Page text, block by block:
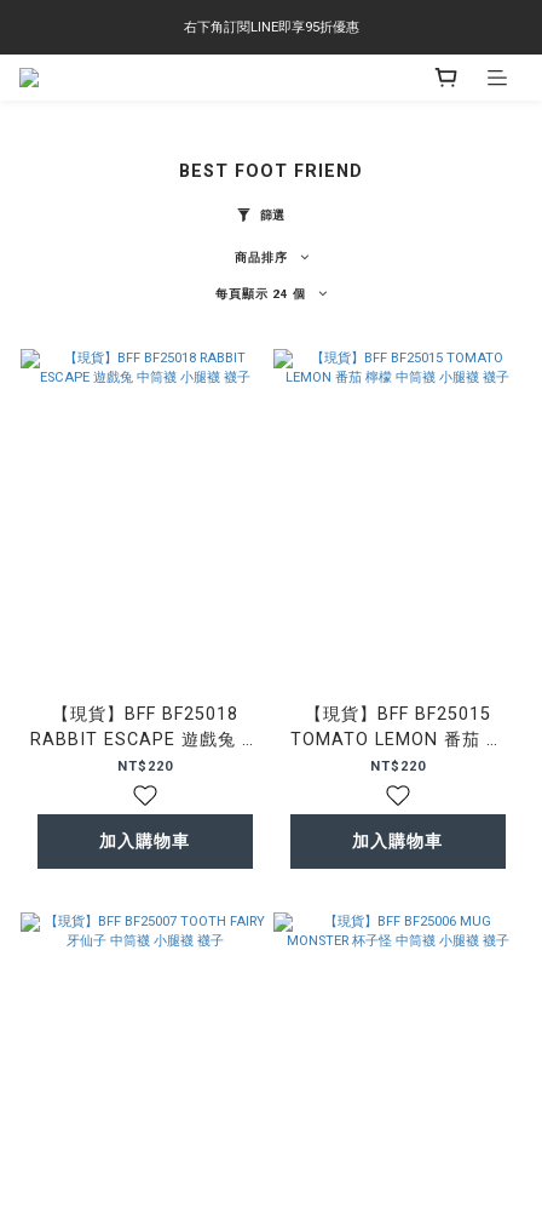
右下角訂閱LINE即享95折優惠
右下角訂閱LINE即享95折優惠
TS-2618 涼感短T 多版型選擇,涼感優惠 單件390 兩件750 三件1000 十件3000
BEST FOOT FRIEND
篩選
商品排序
每頁顯示 24 個
【現貨】BFF BF25018
RABBIT ESCAPE 遊戲兔 中
筒襪 小腿襪 襪子
NT$220
加入購物車
【現貨】BFF BF25015
TOMATO LEMON 番茄 檸
檬 中筒襪 小腿襪 襪子
NT$220
加入購物車